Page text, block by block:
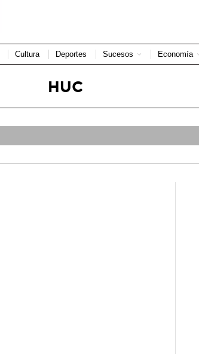
Cultura Deportes Sucesos Economía
HUC
que Canarias vive “la mayor
sanitaria de su historia” con más de